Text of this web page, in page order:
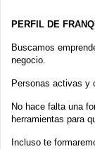
PERFIL DE
Buscamos
negocio.
Personas activas y
No hace falta una
herramientas para
Incluso te